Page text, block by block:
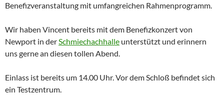
Benefizveranstaltung mit umfangreichen Rahmenprogramm.
Wir haben Vincent bereits mit dem Benefizkonzert von
Newport in derSchmiechachhalle unterstützt und erinnern
uns gerne an diesen tollen Abend.
Einlass ist bereits um 14.00 Uhr. Vor dem Schloß befindet sich
ein Testzentrum.